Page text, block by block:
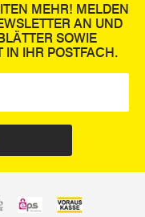
MEHR! MELDEN
AN UND
SOWIE
IN IHR POSTFACH.